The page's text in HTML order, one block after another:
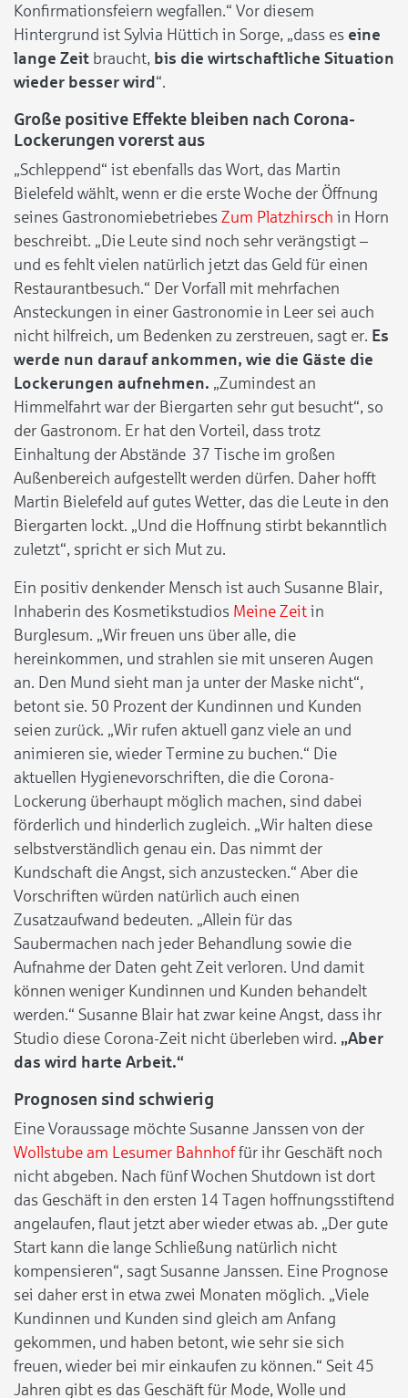
Konfirmationsfeiern wegfallen.“ Vor diesem
Hintergrund ist Sylvia Hüttich in Sorge, „dass es eine
lange Zeit braucht, bis die wirtschaftliche Situation
wieder besser wird“.
Große positive Effekte bleiben nach Corona-
Lockerungen vorerst aus
„Schleppend“ ist ebenfalls das Wort, das Martin
Bielefeld wählt, wenn er die erste Woche der Öffnung
seines Gastronomiebetriebes Zum Platzhirsch in Horn
beschreibt. „Die Leute sind noch sehr verängstigt –
und es fehlt vielen natürlich jetzt das Geld für einen
Restaurantbesuch.“ Der Vorfall mit mehrfachen
Ansteckungen in einer Gastronomie in Leer sei auch
nicht hilfreich, um Bedenken zu zerstreuen, sagt er. Es
werde nun darauf ankommen, wie die Gäste die
Lockerungen aufnehmen. „Zumindest an
Himmelfahrt war der Biergarten sehr gut besucht“, so
der Gastronom. Er hat den Vorteil, dass trotz
Einhaltung der Abstände 37 Tische im großen
Außenbereich aufgestellt werden dürfen. Daher hofft
Martin Bielefeld auf gutes Wetter, das die Leute in den
Biergarten lockt. „Und die Hoffnung stirbt bekanntlich
zuletzt“, spricht er sich Mut zu.
Ein positiv denkender Mensch ist auch Susanne Blair,
Inhaberin des Kosmetikstudios Meine Zeit in
Burglesum. „Wir freuen uns über alle, die
hereinkommen, und strahlen sie mit unseren Augen
an. Den Mund sieht man ja unter der Maske nicht“,
betont sie. 50 Prozent der Kundinnen und Kunden
seien zurück. „Wir rufen aktuell ganz viele an und
animieren sie, wieder Termine zu buchen.“ Die
aktuellen Hygienevorschriften, die die Corona-
Lockerung überhaupt möglich machen, sind dabei
förderlich und hinderlich zugleich. „Wir halten diese
selbstverständlich genau ein. Das nimmt der
Kundschaft die Angst, sich anzustecken.“ Aber die
Vorschriften würden natürlich auch einen
Zusatzaufwand bedeuten. „Allein für das
Saubermachen nach jeder Behandlung sowie die
Aufnahme der Daten geht Zeit verloren. Und damit
können weniger Kundinnen und Kunden behandelt
werden.“ Susanne Blair hat zwar keine Angst, dass ihr
Studio diese Corona-Zeit nicht überleben wird. „Aber
das wird harte Arbeit.“
Prognosen sind schwierig
Eine Voraussage möchte Susanne Janssen von der
Wollstube am Lesumer Bahnhoffür ihr Geschäft noch
nicht abgeben. Nach fünf Wochen Shutdown ist dort
das Geschäft in den ersten 14 Tagen hoffnungsstiftend
angelaufen, flaut jetzt aber wieder etwas ab. „Der gute
Start kann die lange Schließung natürlich nicht
kompensieren“, sagt Susanne Janssen. Eine Prognose
sei daher erst in etwa zwei Monaten möglich. „Viele
Kundinnen und Kunden sind gleich am Anfang
gekommen, und haben betont, wie sehr sie sich
freuen, wieder bei mir einkaufen zu können.“ Seit 45
Jahren gibt es das Geschäft für Mode, Wolle und